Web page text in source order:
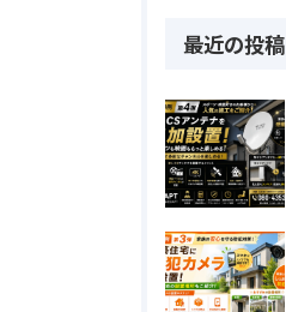
最近の投稿